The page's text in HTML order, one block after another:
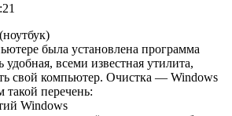
была установлена программа
удобная, всеми известная утилита,
свой компьютер. Очистка — Windows
перечень:
Windows